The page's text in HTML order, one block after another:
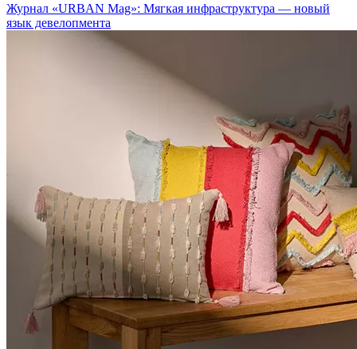
Журнал «URBAN Mag»: Мягкая инфраструктура — новый
язык девелопмента